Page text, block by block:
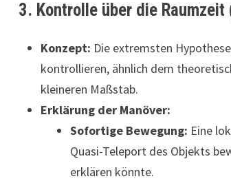
3. Kontrolle über die
Konzept: Die extremsten
kontrollieren, ähnlich dem
kleineren Maßstab.
Erklärung der Manöver:
Sofortige Bewegung: Eine
Quasi-Teleport des Objekts
erklären könnte.